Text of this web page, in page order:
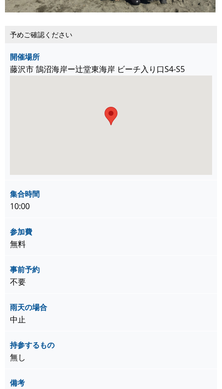
予めご確認ください
開催場所
藤沢市 鵠沼海岸ー辻堂東海岸 ビーチ入り口S4-S5
集合時間
10:00
参加費
無料
事前予約
不要
雨天の場合
中止
持参するもの
無し
備考